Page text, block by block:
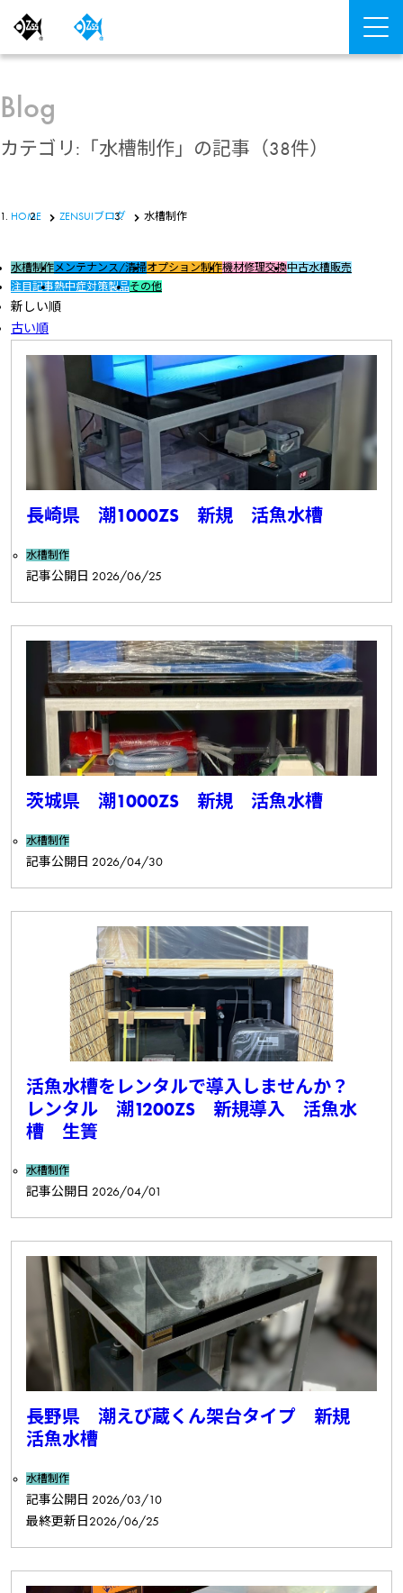
Blog
カテゴリ:「水槽制作」の記事 （38件）
HOME ZENSUIブログ 水槽制作
水槽制作メンテナンス/清掃オプション制作機材修理交換中古水槽販売
注目記事熱中症対策製品その他
新しい順
古い順
長崎県 潮1000ZS 新規 活魚水槽
水槽制作
記事公開日 2026/06/25
茨城県 潮1000ZS 新規 活魚水槽
水槽制作
記事公開日 2026/04/30
活魚水槽をレンタルで導入しませんか？
レンタル 潮1200ZS 新規導入 活魚水
槽 生簀
水槽制作
記事公開日 2026/04/01
長野県 潮えび蔵くん架台タイプ 新規
活魚水槽
水槽制作
記事公開日 2026/03/10
最終更新日 2026/06/25